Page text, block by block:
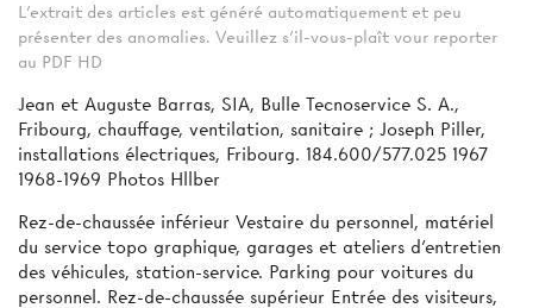
L'extrait des articles est généré automatiquement et peu
présenter des anomalies. Veuillez s'il-vous-plaît vour reporter
au PDF HD
Jean et Auguste Barras, SIA, Bulle Tecnoservice S. A.,
Fribourg, chauffage, ventilation, sanitaire ; Joseph Piller,
installations électriques, Fribourg. 184.600/577.025 1967
1968-1969 Photos Hllber
Rez-de-chaussée inférieur Vestaire du personnel, matériel
du service topo­ graphique, garages et ateliers d’entretien
des véhicules, station-service. Parking pour voitures du
personnel. Rez-de-chaussée supérieur Entrée des visiteurs,